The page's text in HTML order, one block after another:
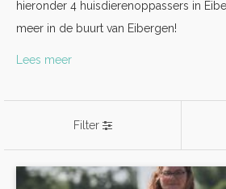
hieronder 4 huisdierenoppassers in
meer in de buurt van Eibergen!
Lees meer
Filter